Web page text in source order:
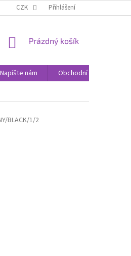
CZK Přihlášení
NÁKUPNÍ
Prázdný košík
Napište nám
Obchodní podmínky
BLACK/1/2